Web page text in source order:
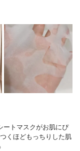
ートマスクがお肌にぴ
くほどもっちりした肌